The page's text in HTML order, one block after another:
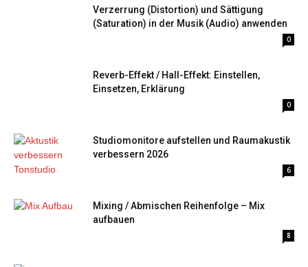
Verzerrung (Distortion) und Sättigung
(Saturation) in der Musik (Audio) anwenden
0
Reverb-Effekt / Hall-Effekt: Einstellen,
Einsetzen, Erklärung
0
Studiomonitore aufstellen und Raumakustik
verbessern 2026
6
Mixing / Abmischen Reihenfolge – Mix
aufbauen
8